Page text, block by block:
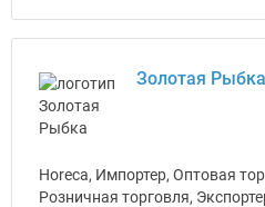
Золотая
Horeca, Импортер, Оптовая
Розничная торговля,